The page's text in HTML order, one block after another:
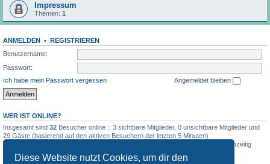
Diese Website nutzt Cookies, um dir den
Impressum
Themen: 1
ANMELDEN • REGISTRIEREN
Benutzername:
Passwort:
Ich habe mein Passwort vergessen
Angemeldet bleiben
WER IST ONLINE?
Insgesamt sind 32 Besucher online :: 3 sichtbare Mitglieder, 0 unsichtbare Mitglieder und
29 Gäste (basierend auf den aktiven Besuchern der letzten 5 Minuten)
Der Besucherrekord liegt bei
Besuchern, die am 4. August 2026, 19:00 gleichzeitig
online waren.